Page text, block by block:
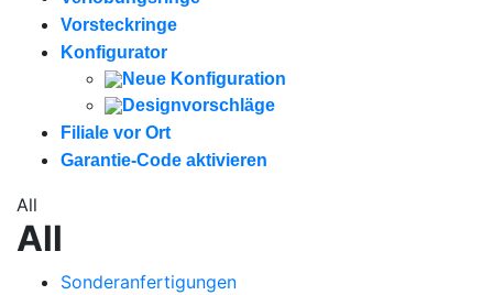
Vorsteckringe
Konfigurator
Neue Konfiguration
Designvorschläge
Filiale vor Ort
Garantie-Code aktivieren
All
All
Sonderanfertigungen